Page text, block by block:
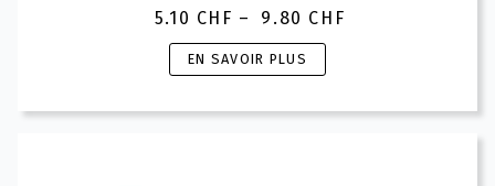
5.10 CHF – 9.80 CHF
Plage
de
prix :
à
EN SAVOIR PLUS
Ce
produit